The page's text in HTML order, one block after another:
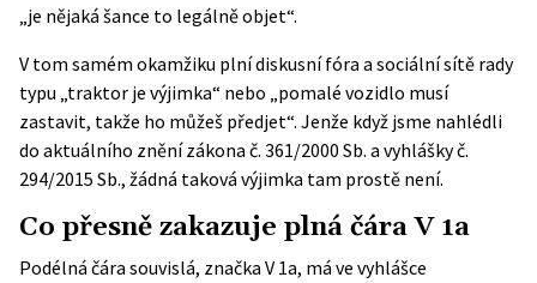
„je nějaká šance to legálně objet“.
V tom samém okamžiku plní diskusní fóra a sociální sítě rady
typu „traktor je výjimka“ nebo „pomalé vozidlo musí
zastavit, takže ho můžeš předjet“. Jenže když jsme nahlédli
do aktuálního zněnízákona č. 361/2000 Sb. a vyhlášky č.
294/2015 Sb., žádná taková výjimka tam prostě není.
Co přesně zakazuje plná čára V 1a
Podélná čára souvislá, značka V 1a, má ve vyhlášce